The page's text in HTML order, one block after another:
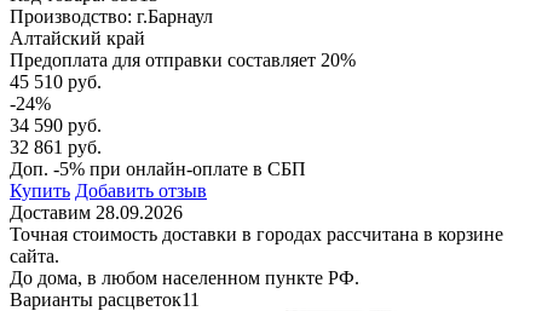
Производство: г.Барнаул
Алтайский край
Предоплата для отправки составляет 20%
45 510 руб.
-24%
34 590 руб.
32 861 руб.
Доп. -5% при онлайн-оплате в СБП
Купить Добавить отзыв
Доставим 28.09.2026
Точная стоимость доставки в городах рассчитана в корзине
сайта.
До дома, в любом населенном пункте РФ.
Варианты расцветок11